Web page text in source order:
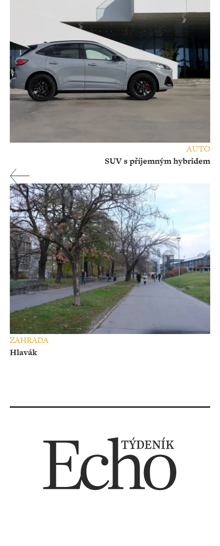
AUTO
SUV s příjemným hybridem
ZAHRADA
Hlavák